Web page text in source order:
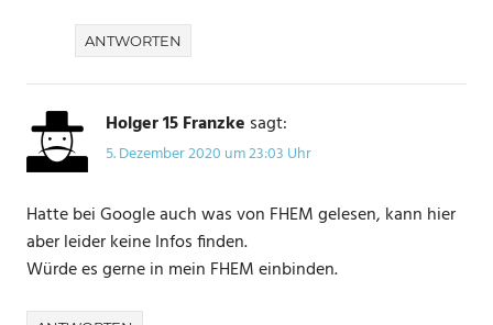
ANTWORTEN
Holger 15 Franzke sagt:
5. Dezember 2020 um 23:03 Uhr
Hatte bei Google auch was von FHEM gelesen, kann hier
aber leider keine Infos finden.
Würde es gerne in mein FHEM einbinden.